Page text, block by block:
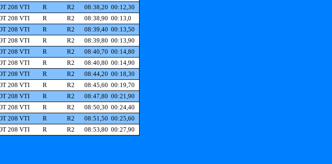
208 VTI R R2 08:38,20 00:12,30
208 VTI R R2 08:38,90 00:13,0
208 VTI R R2 08:39,40 00:13,50
208 VTI R R2 08:39,80 00:13,90
208 VTI R R2 08:40,70 00:14,80
208 VTI R R2 08:40,80 00:14,90
208 VTI R R2 08:44,20 00:18,30
208 VTI R R2 08:45,60 00:19,70
208 VTI R R2 08:47,80 00:21,90
208 VTI R R2 08:50,30 00:24,40
208 VTI R R2 08:51,50 00:25,60
208 VTI R R2 08:53,80 00:27,90